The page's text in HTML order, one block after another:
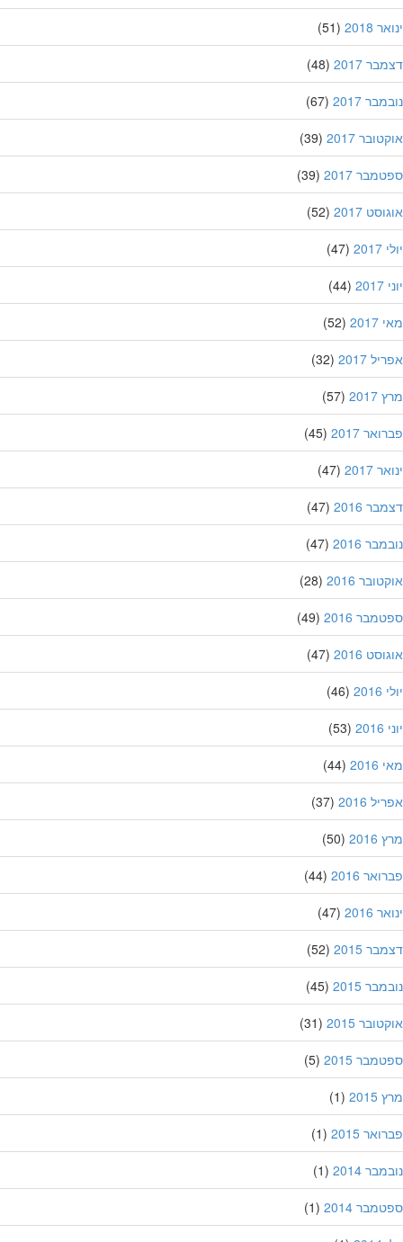
2018
(51)
2017
(48)
2017
(67)
2017
(39)
2017
(39)
2017
(52)
(47)
(44)
(52)
2017
(32)
(57)
2017
(45)
2017
(47)
2016
(47)
2016
(47)
2016
(28)
2016
(49)
2016
(47)
(46)
(53)
(44)
2016
(37)
(50)
2016
(44)
2016
(47)
2015
(52)
2015
(45)
2015
(31)
2015
(5)
(1)
2015
(1)
2014
(1)
2014
(1)